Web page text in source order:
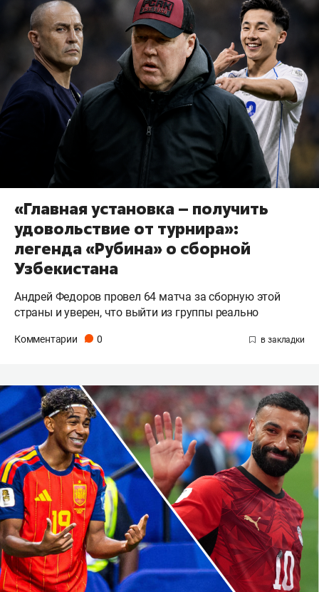
«Главная установка – получить
удовольствие от турнира»:
легенда «Рубина» о сборной
Узбекистана
Андрей Федоров провел 64 матча за сборную этой
страны и уверен, что выйти из группы реально
Комментарии 0